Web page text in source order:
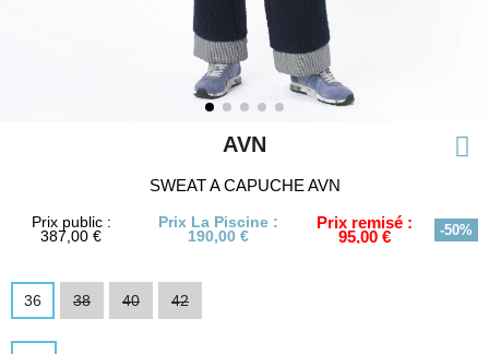
AVN
SWEAT A CAPUCHE AVN
Prix public :
387,00 €
Prix La Piscine :
190,00 €
Prix remisé :
95,00 € -50%
36 38 40 42